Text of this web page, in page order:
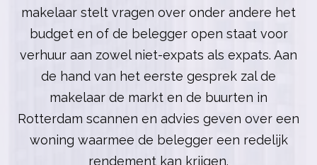
makelaar stelt vragen over onder andere het
budget en of de belegger open staat voor
verhuur aan zowel niet-expats als expats. Aan
de hand van het eerste gesprek zal de
makelaar de markt en de buurten in
Rotterdam scannen en advies geven over een
woning waarmee de belegger een redelijk
rendement kan krijgen.